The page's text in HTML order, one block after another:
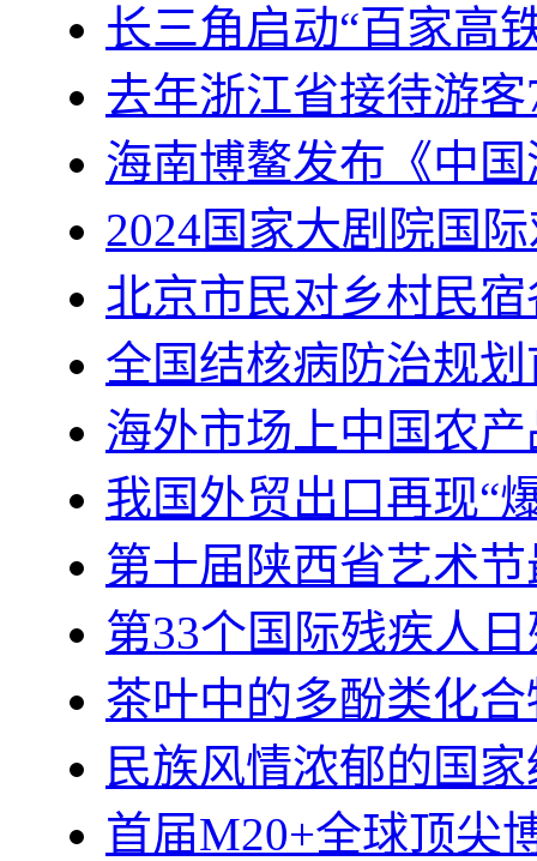
长三角启动“百家高
去年浙江省接待游
海南博鳌发布《中
2024国家大剧院国
北京市民对乡村民
全国结核病防治规
海外市场上中国农
我国外贸出口再现“
第十届陕西省艺术
第33个国际残疾人
茶叶中的多酚类化
民族风情浓郁的国
首届M20+全球顶尖